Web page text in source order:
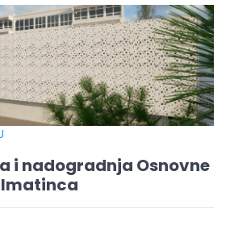
i nadogradnja Osnovne